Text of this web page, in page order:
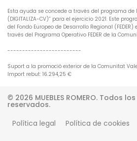
Esta ayuda se concede a través del programa de
(DIGITALIZA-CV)” para el ejercicio 2021. Este
del Fondo Europeo de Desarrollo Regional
través del Programa Operativo FEDER de la
-------------------------
Suport a la promoció exterior de la Comunitat
Import rebut: 16.294,25 €
© 2026 MUEBLES ROMERO. Todos
reservados.
Política legal
Política de cookies